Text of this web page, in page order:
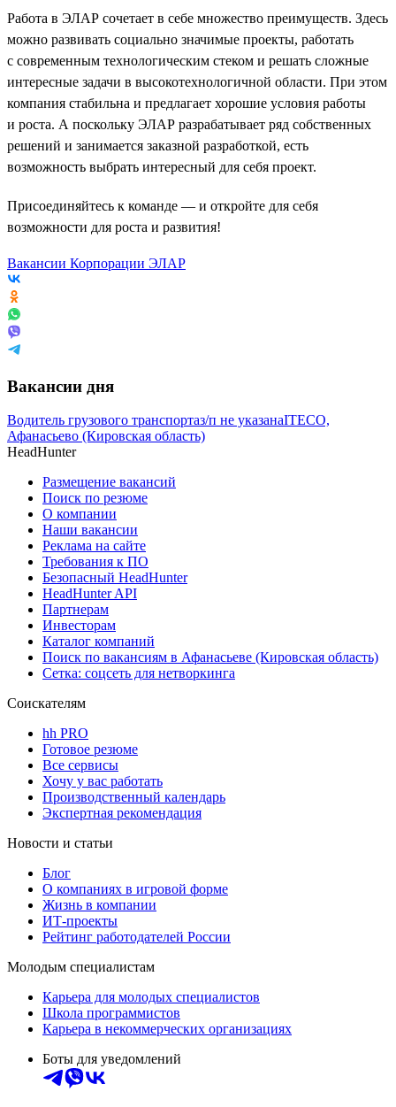
Работа в ЭЛАР сочетает в себе множество преимуществ. Здесь
можно развивать социально значимые проекты, работать
с современным технологическим стеком и решать сложные
интересные задачи в высокотехнологичной области. При этом
компания стабильна и предлагает хорошие условия работы
и роста. А поскольку ЭЛАР разрабатывает ряд собственных
решений и занимается заказной разработкой, есть
возможность выбрать интересный для себя проект.
Присоединяйтесь к команде — и откройте для себя
возможности для роста и развития!
Вакансии Корпорации ЭЛАР
Вакансии дня
Водитель грузового транспортаз/п не указанаITECO,
Афанасьево (Кировская область)
HeadHunter
Размещение вакансий
Поиск по резюме
О компании
Наши вакансии
Реклама на сайте
Требования к ПО
Безопасный HeadHunter
HeadHunter API
Партнерам
Инвесторам
Каталог компаний
Поиск по вакансиям в Афанасьеве (Кировская область)
Сетка: соцсеть для нетворкинга
Соискателям
hh PRO
Готовое резюме
Все сервисы
Хочу у вас работать
Производственный календарь
Экспертная рекомендация
Новости и статьи
Блог
О компаниях в игровой форме
Жизнь в компании
ИТ-проекты
Рейтинг работодателей России
Молодым специалистам
Карьера для молодых специалистов
Школа программистов
Карьера в некоммерческих организациях
Боты для уведомлений